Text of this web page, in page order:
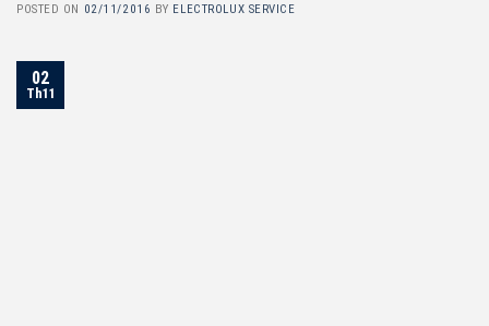
POSTED ON 02/11/2016 BY ELECTROLUX SERVICE
02
Th11